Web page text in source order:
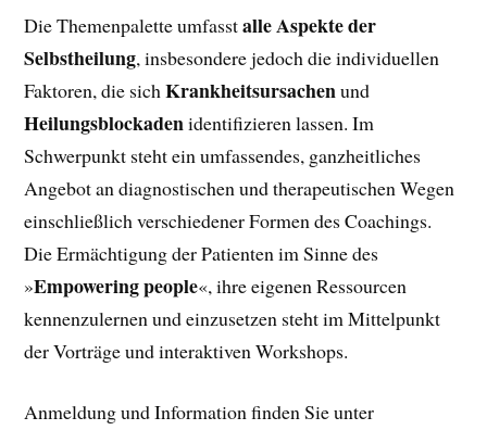
Die Themenpalette umfasstalle Aspekte der
Selbstheilung, insbesondere jedoch die individuellen
Faktoren, die sichKrankheitsursachenund
Heilungsblockadenidentifizieren lassen. Im
Schwerpunkt steht ein umfassendes, ganzheitliches
Angebot an diagnostischen und therapeutischen Wegen
einschließlich verschiedener Formen des Coachings.
Die Ermächtigung der Patienten im Sinne des
»Empowering people«, ihre eigenen Ressourcen
kennenzulernen und einzusetzen steht im Mittelpunkt
der Vorträge und interaktiven Workshops.
Anmeldung und Information finden Sie unter